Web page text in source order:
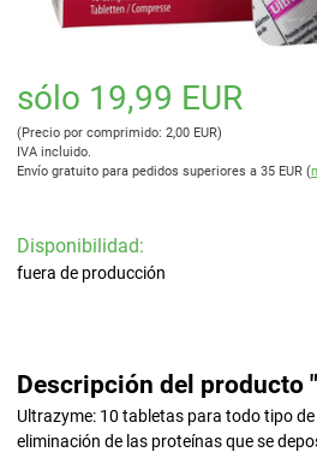
sólo 19,99 EUR
(Precio por comprimido: 2,00 EUR)
IVA incluido.
Envío gratuito para pedidos superiores a 35 EUR (
Disponibilidad:
fuera de producción
Descripción del producto
Ultrazyme: 10 tabletas para todo tipo
eliminación de las proteínas que se